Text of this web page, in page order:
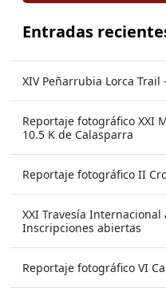
Entradas
XIV Peñarrubia Lorca
Reportaje fotográfico XXI
10.5 K de Calasparra
Reportaje fotográfico II
XXI Travesía Internacional
Inscripciones abiertas
Reportaje fotográfico VI